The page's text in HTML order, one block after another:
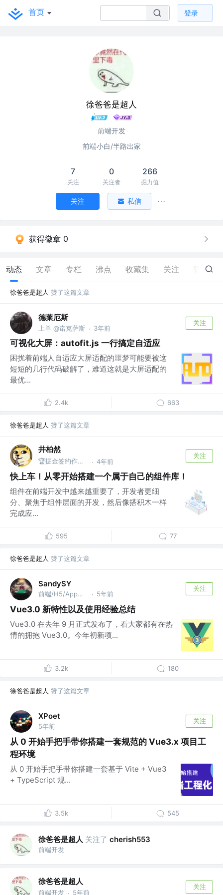
首页 登录
徐爸爸是超人
前端开发
前端小白/半路出家
7
关注
0
关注者
266
掘力值
关注 私信
获得徽章 0
动态 文章 专栏 沸点 收藏集 关注 7
徐爸爸是超人 赞了这篇文章
德莱厄斯
上单 @诺克萨斯 · 3年前
关注
可视化大屏：autofit.js 一行搞定自适应
困扰着前端人自适应大屏适配的噩梦可能要被这
短短的几行代码破解了，难道这就是大屏适配的
最优...
2.4k 663
徐爸爸是超人 赞了这篇文章
井柏然
🏆掘金签约作者 @ FE · 4年前
关注
快上车！从零开始搭建一个属于自己的组件库！
组件在前端开发中越来越重要了，开发者更细
分、聚焦于组件层面的开发，然后像搭积木一样
完成应...
595 77
徐爸爸是超人 赞了这篇文章
SandySY
前端/H5/App开发 @浪潮 · 5年前
关注
Vue3.0 新特性以及使用经验总结
Vue3.0 在去年 9 月正式发布了，看大家都有在热
情的拥抱 Vue3.0。今年初新项...
3.2k 180
徐爸爸是超人 赞了这篇文章
XPoet
5年前
关注
从 0 开始手把手带你搭建一套规范的 Vue3.x 项目工
程环境
从 0 开始手把手带你搭建一套基于 Vite + Vue3
+ TypeScript 规...
3.5k 545
徐爸爸是超人 关注了 cherish553
前端开发
徐爸爸是超人
前端开发 · 5年前
关注